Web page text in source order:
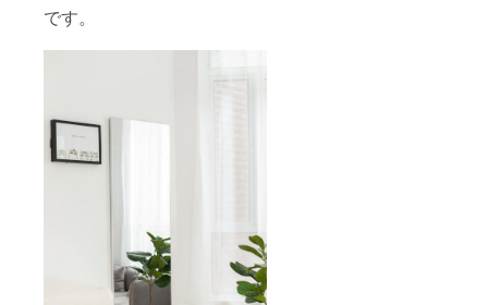
です。